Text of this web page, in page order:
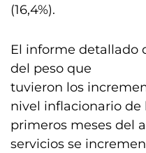
(16,4%).
El informe detallado
del peso que
tuvieron los
nivel inflacionario de
primeros meses del
servicios se